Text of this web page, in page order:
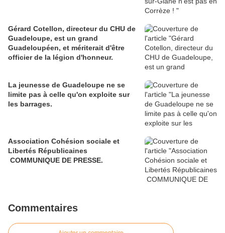
Gérard Cotellon, directeur du CHU de
Guadeloupe, est un grand
Guadeloupéen, et mériterait d'être
officier de la légion d'honneur.
La jeunesse de Guadeloupe ne se
limite pas à celle qu'on exploite sur
les barrages.
Association Cohésion sociale et
Libertés Républicaines
COMMUNIQUE DE PRESSE.
Commentaires